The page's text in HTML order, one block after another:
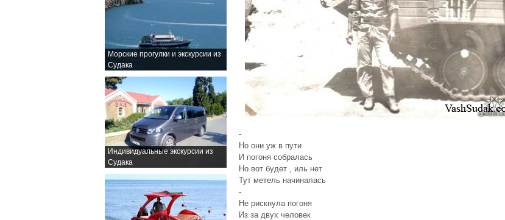
Морские прогулки и экскурсии из
Судака
Индивидуальные экскурсии из
Судака
-
Но они уж в пути
И погоня собралась
Но вот будет , иль нет
Тут метель начиналась
-
Не рискнула погоня
Из за двух человек